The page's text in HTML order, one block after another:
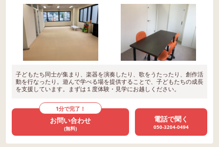
子どもたち同士が集まり、楽器を演奏したり、歌をうたったり、創作活
動を行なったり。遊んで学べる場を提供することで、子どもたちの成長
を支援しています。まずは１度体験・見学にお越しください。
1分で完了！
お問い合わせ
(無料)
電話で聞く
050-3204-0494